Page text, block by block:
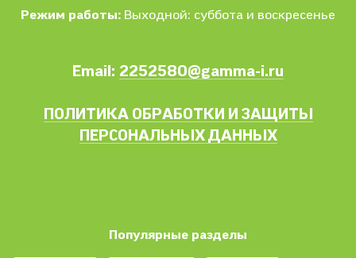
Режим работы: Выходной: суббота и воскресенье
Email: 2252580@gamma-i.ru
ПОЛИТИКА ОБРАБОТКИ И ЗАЩИТЫ
ПЕРСОНАЛЬНЫХ ДАННЫХ
Популярные разделы